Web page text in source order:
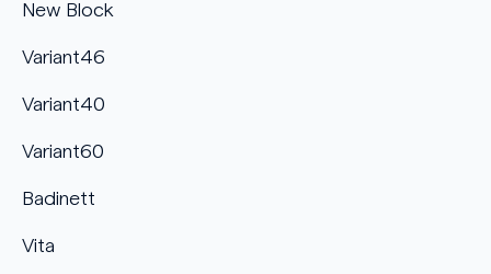
New Block
Variant46
Variant40
Variant60
Badinett
Vita